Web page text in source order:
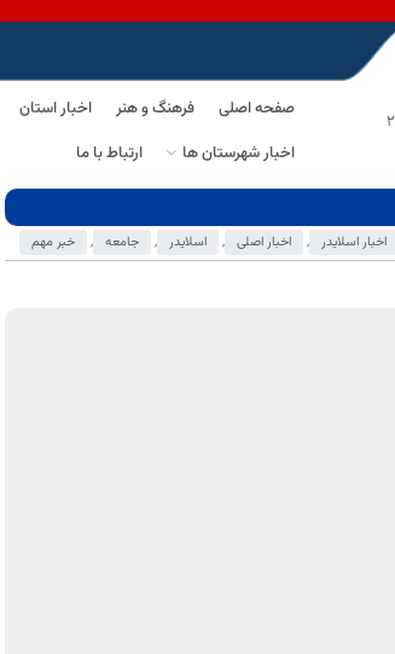
صفحه اصلی فرهنگ و هنر اخبار استان
اخبار شهرستان ها
ارتباط با ما
اخبار اسلایدر , اخبار اصلی , اسلایدر , جامعه , خبر مهم